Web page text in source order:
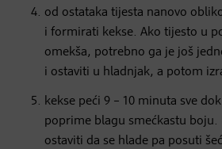
od ostataka tijesta nanovo
i formirati kekse. Ako tijesto u
omekša, potrebno ga je još
i ostaviti u hladnjak, a potom
kekse peći 9 – 10 minuta sve
poprime blagu smećkastu boju.
ostaviti da se hlade pa posuti